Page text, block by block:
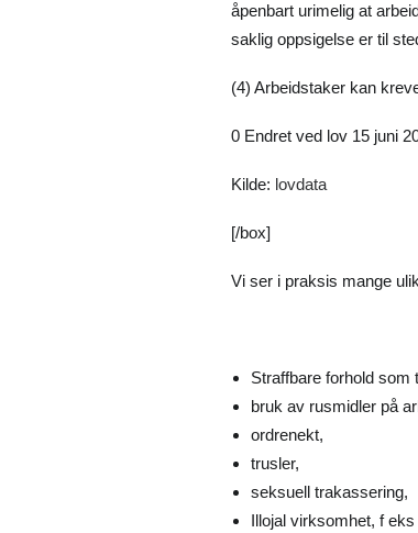
åpenbart urimelig at
saklig oppsigelse er til
(4) Arbeidstaker kan
0 Endret ved lov 15 juni
Kilde: lovdata
[/box]
Vi ser i praksis mange
Straffbare forhold som
bruk av rusmidler på
ordrenekt,
trusler,
seksuell trakassering,
Illojal virksomhet, f